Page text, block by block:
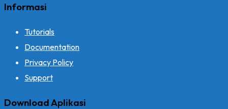
Informasi
Tutorials
Documentation
Privacy Policy
Support
Download Aplikasi